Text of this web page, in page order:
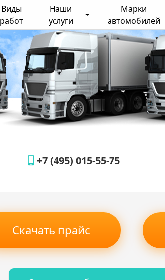
Виды
работ
Наши
услуги
Марки
автомобилей
+7 (495) 015-55-75
Скачать прайс